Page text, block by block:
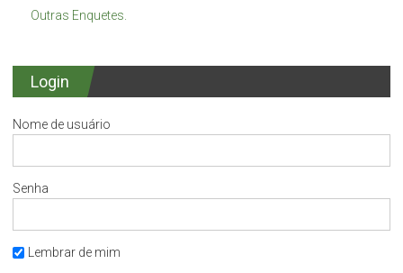
Outras Enquetes.
Login
Nome de usuário
Senha
Lembrar de mim